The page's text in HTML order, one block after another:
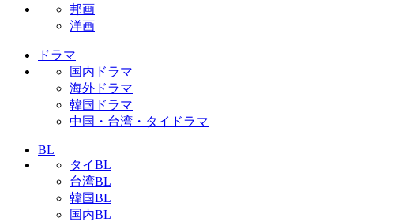
邦画
洋画
ドラマ
国内ドラマ
海外ドラマ
韓国ドラマ
中国・台湾・タイドラマ
BL
タイBL
台湾BL
韓国BL
国内BL